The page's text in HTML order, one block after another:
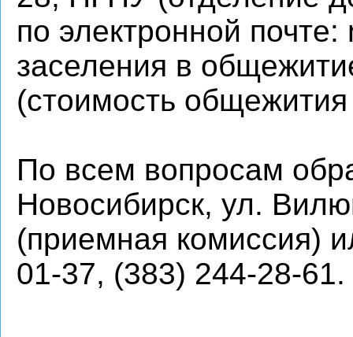
по электронной
заселения в
(стоимость
По всем вопросам
Новосибирск, ул.
(приемная комиссия)
01-37, (383) 244-28-61.